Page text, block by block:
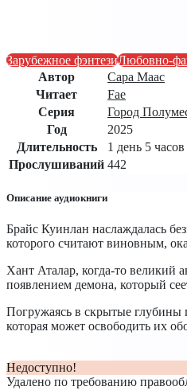
Зарубежное фэнтезиЛюбовно-
Автор
Сара Маас
Читает
Fae
Серия
Город
Год
2025
Длительность
1 день 5 часов
Прослушиваний 442
Описание аудиокниги
Брайс Куинлан наслаждалась
которого считают виновным,
Хант Аталар, когда-то великий
появлением демона, который
Погружаясь в скрытые глубины
которая может освободить их
Недоступно!
Удалено по требованию